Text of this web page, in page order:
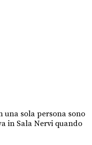
una sola persona sono
in Sala Nervi quando